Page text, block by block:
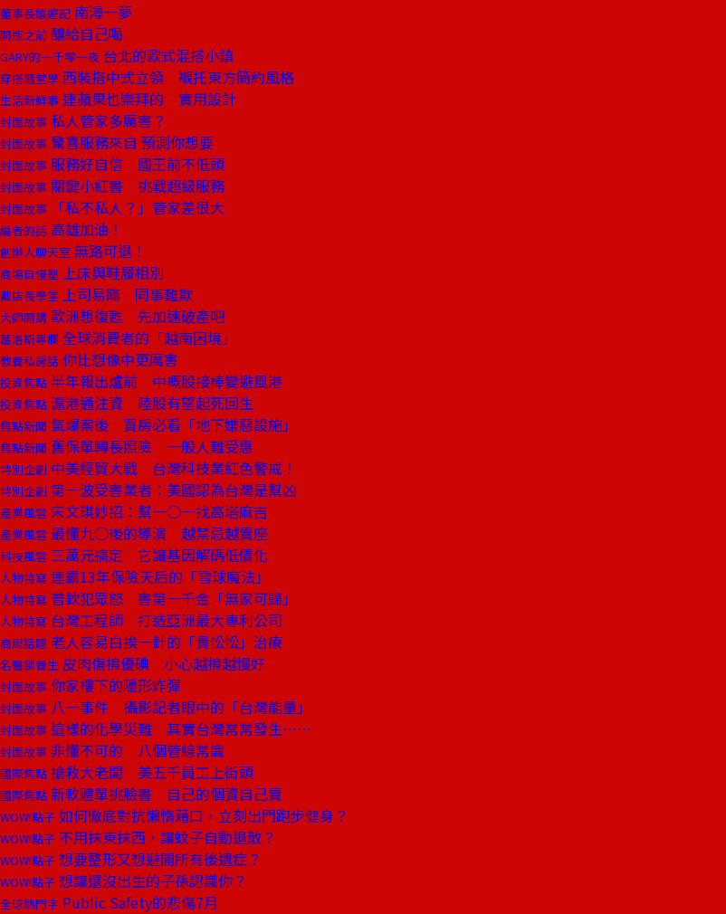
董事長嬉遊記 南潯一夢
開瓶之前 釀給自己喝
GARY的一千零一夜 台北的歐式混搭小鎮
穿搭隨堂學 西裝搭中式立領 襯托東方簡約風格
生活新鮮事 連蘋果也崇拜的 實用設計
封面故事 私人管家多厲害？
封面故事 驚喜服務來自 預測你想要
封面故事 服務好自信 國王前不低頭
封面故事 關鍵小紅書 挑戰超級服務
封面故事 「私不私人？」管家差很大
編者的話 高雄加油！
創辦人聊天室 無路可退！
商場自慢塾 上床與鞋履相別
戴店長學堂 上司易瞞 同事難欺
大師開講 歐洲想復甦 先加速破產吧
葛洛斯專欄 全球消費者的「越南困境」
教養私房話 你比想像中更厲害
投資焦點 半年報出爐前 中概股接棒變避風港
投資焦點 滬港通注資 陸股有望起死回生
焦點新聞 氣爆案後 買房必看「地下嫌惡設施」
焦點新聞 舊保單轉長照險 一般人難受惠
特別企劃 中美經貿大戰 台灣科技業紅色警戒！
特別企劃 第一波受害業者：美國認為台灣是幫凶
產業風雲 宋文琪妙招：幫一○一找高塔麻吉
產業風雲 最懂九○後的導演 越禁忌越賣座
科技風雲 三萬元搞定 它讓基因解碼低價化
人物特寫 連霸13年保險天后的「雪球魔法」
人物特寫 普欽犯眾怒 害第一千金「無家可歸」
人物特寫 台灣工程師 打造亞洲最大專利公司
商周話題 老人容易白挨一針的「貴忪忪」治療
名醫談養生 皮肉傷擦優碘 小心越擦越慢好
封面故事 你家樓下的隱形炸彈
封面故事 八一事件 攝影記者眼中的「台灣能量」
封面故事 這樣的化學災難 其實台灣常常發生……
封面故事 非懂不可的 八個管線常識
國際焦點 搶救大老闆 美五千員工上街頭
國際焦點 新軟體單挑臉書 自己的個資自己賣
WOW!點子 如何徹底對抗懶惰藉口，立刻出門跑步健身？
WOW!點子 不用抹東抹西，讓蚊子自動退散？
WOW!點子 想要整形又想避開所有後遺症？
WOW!點子 想讓還沒出生的子孫認識你？
全球熱門字 Public Safety的悲傷7月